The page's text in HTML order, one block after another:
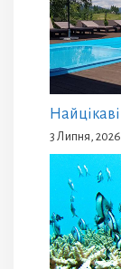
3 Липня, 2026